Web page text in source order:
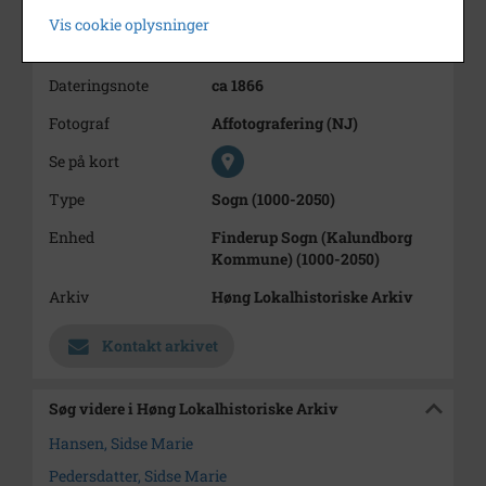
Dateringsnote
ca 1866
Fotograf
Affotografering (NJ)
Se på kort
Type
Sogn (1000-2050)
Enhed
Finderup Sogn (Kalundborg
Kommune) (1000-2050)
Arkiv
Høng Lokalhistoriske Arkiv
Kontakt arkivet
Søg videre i Høng Lokalhistoriske Arkiv
Hansen, Sidse Marie
Pedersdatter, Sidse Marie
Vis cookie oplysninger